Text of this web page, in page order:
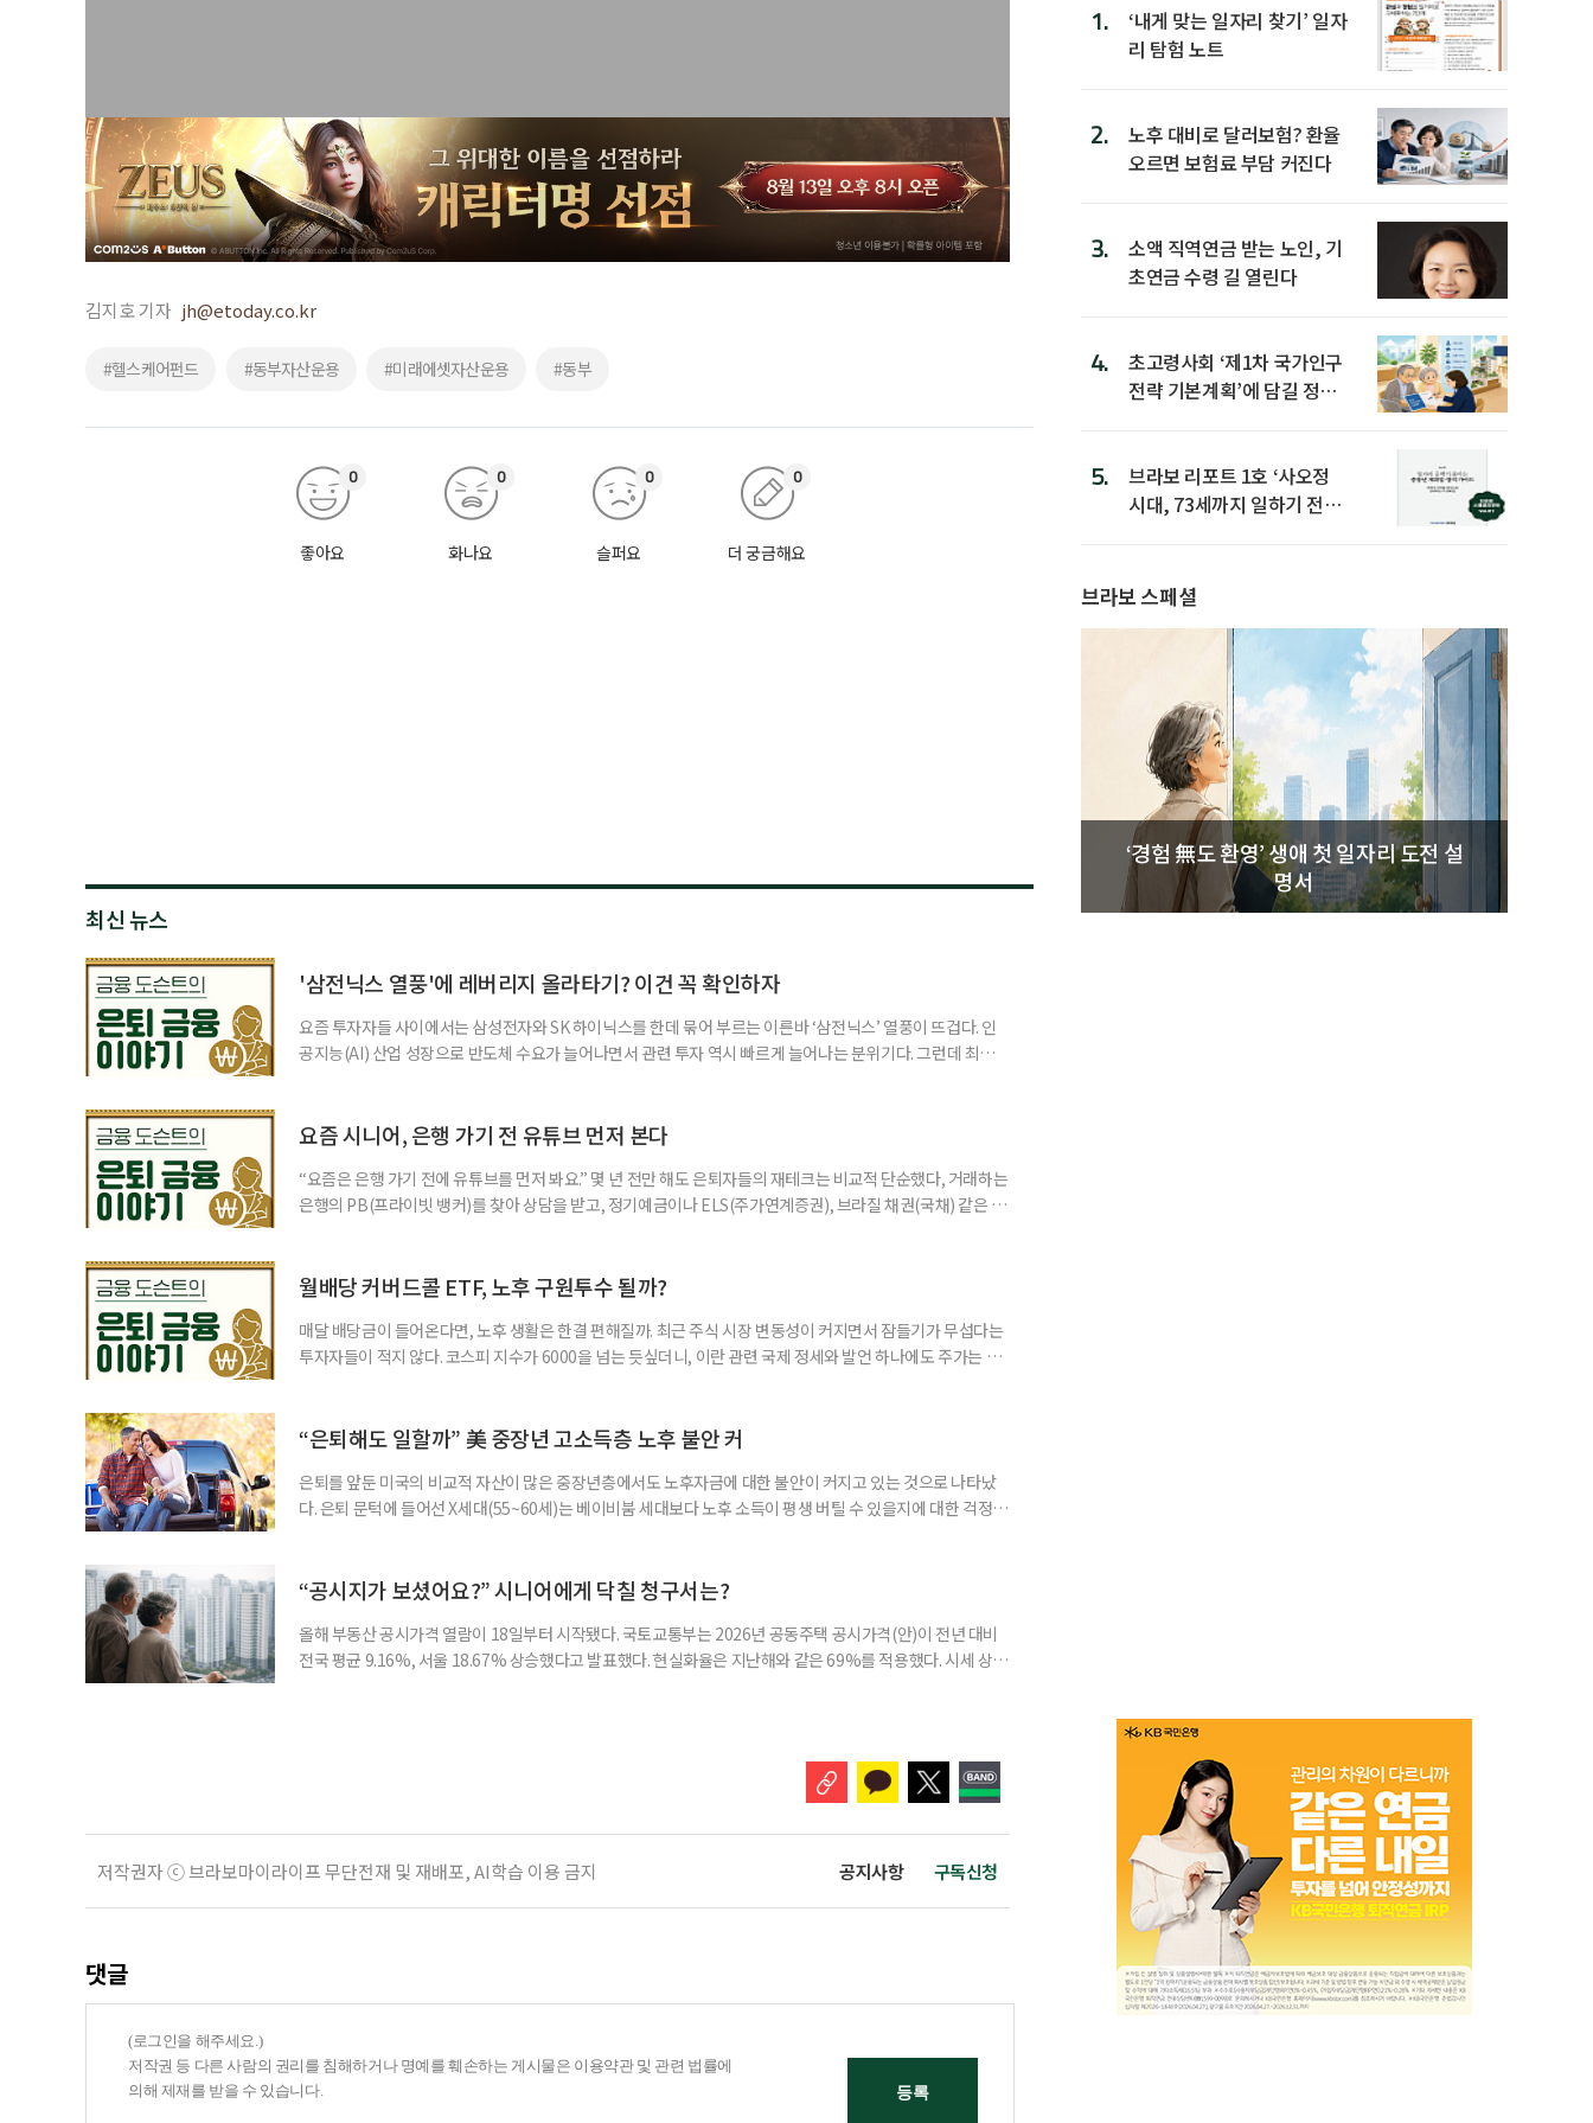
김지호 기자 jh@etoday.co.kr
#헬스케어펀드 #동부자산운용 #미래에셋자산운용 #동부
좋아요
0
화나요
0
슬퍼요
0
더 궁금해요
0
최신 뉴스
'삼전닉스 열풍'에 레버리지 올라타기? 이건 꼭 확인하자
요즘 투자자들 사이에서는 삼성전자와 SK 하이닉스를 한데 묶어 부르는 이른바 ‘삼전닉스’ 열풍이 뜨겁다. 인
공지능(AI) 산업 성장으로 반도체 수요가 늘어나면서 관련 투자 역시 빠르게 늘어나는 분위기다. 그런데 최근
투자자라면 반드시 알아야 할 핵심 위험 요소를 짚어본다. 수익도 2배, 손실도 2배… 레버리지의 두 얼
요즘 시니어, 은행 가기 전 유튜브 먼저 본다
“요즘은 은행 가기 전에 유튜브를 먼저 봐요.” 몇 년 전만 해도 은퇴자들의 재테크는 비교적 단순했다, 거래하는
은행의 PB(프라이빗 뱅커)를 찾아 상담을 받고, 정기예금이나 ELS(주가연계증권), 브라질 채권(국채) 같은 고
브에서 정보를 서울에 사는 60대 A 씨는 최근 IRP(개인형퇴직연금) 계좌를 직접 손보기 시작했
월배당 커버드콜 ETF, 노후 구원투수 될까?
매달 배당금이 들어온다면, 노후 생활은 한결 편해질까. 최근 주식 시장 변동성이 커지면서 잠들기가 무섭다는
투자자들이 적지 않다. 코스피 지수가 6000을 넘는 듯싶더니, 이란 관련 국제 정세와 발언 하나에도 주가는 오
에서도 월배당 커버드콜 ETF는 은퇴자와 은퇴를 앞둔 이들에게 ‘매달 들어오는 돈’이라는 점에서 다시 주목
“은퇴해도 일할까” 美 중장년 고소득층 노후 불안 커
은퇴를 앞둔 미국의 비교적 자산이 많은 중장년층에서도 노후자금에 대한 불안이 커지고 있는 것으로 나타났
다. 은퇴 문턱에 들어선 X세대(55~60세)는 베이비붐 세대보다 노후 소득이 평생 버틸 수 있을지에 대한 걱정이
고 있다는 뜻으로 읽힌다. 지난 1일 미국의 은퇴보장 전문 보험·금융회사 글로벌애틀랜틱이 발표한 ‘
“공시지가 보셨어요?” 시니어에게 닥칠 청구서는?
올해 부동산 공시가격 열람이 18일부터 시작됐다. 국토교통부는 2026년 공동주택 공시가격(안)이 전년 대비
전국 평균 9.16%, 서울 18.67% 상승했다고 발표했다. 현실화율은 지난해와 같은 69%를 적용했다. 시세 상승
저작권자 ⓒ 브라보마이라이프 무단전재 및 재배포, AI학습 이용 금지 공지사항 구독신청
댓글
1.
‘내게 맞는 일자리 찾기’ 일자
리 탐험 노트
2.
노후 대비로 달러보험? 환율
오르면 보험료 부담 커진다
3.
소액 직역연금 받는 노인, 기
초연금 수령 길 열린다
4.
초고령사회 ‘제1차 국가인구
전략 기본계획’에 담길 정책
5.
브라보 리포트 1호 ‘사오정
시대, 73세까지 일하기 전략’
브라보 스페셜
‘경험 無도 환영’ 생애 첫 일자리 도전 설
명서